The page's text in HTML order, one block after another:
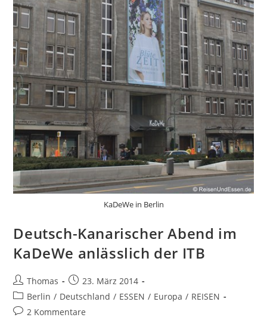
KaDeWe in Berlin
Deutsch-Kanarischer Abend im
KaDeWe anlässlich der ITB
Beitrags-
Autor:
Thomas
Beitrag
veröffentlicht:
23. März 2014
Beitrags-
Kategorie:
Berlin / Deutschland / ESSEN / Europa / REISEN
Beitrags-
2 Kommentare